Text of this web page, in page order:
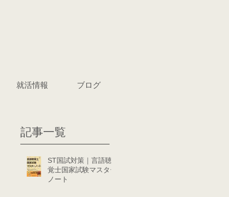
就活情報 ブログ
記事一覧
ST国試対策｜言語聴
覚士国家試験マスター
ノート